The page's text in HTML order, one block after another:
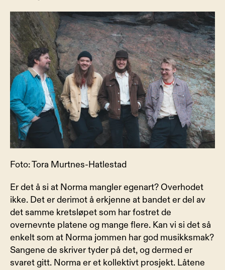
Foto: Tora Murtnes-Hatlestad
Er det å si at Norma mangler egenart? Overhodet
ikke. Det er derimot å erkjenne at bandet er del av
det samme kretsløpet som har fostret de
overnevnte platene og mange flere. Kan vi si det så
enkelt som at Norma jommen har god musikksmak?
Sangene de skriver tyder på det, og dermed er
svaret gitt. Norma er et kollektivt prosjekt. Låtene